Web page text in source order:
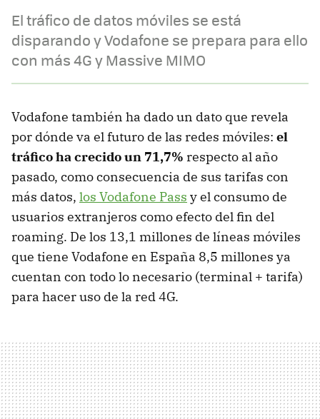
El tráfico de datos móviles se está
disparando y Vodafone se prepara para ello
con más 4G y Massive MIMO
Vodafone también ha dado un dato que revela
por dónde va el futuro de las redes móviles: el
tráfico ha crecido un 71,7% respecto al año
pasado, como consecuencia de sus tarifas con
más datos, los Vodafone Pass y el consumo de
usuarios extranjeros como efecto del fin del
roaming. De los 13,1 millones de líneas móviles
que tiene Vodafone en España 8,5 millones ya
cuentan con todo lo necesario (terminal + tarifa)
para hacer uso de la red 4G.